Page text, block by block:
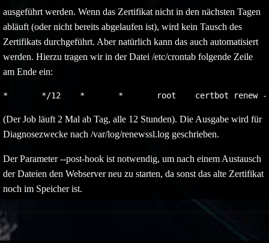
ausgeführt werden. Wenn das Zertifikat nicht in den nächsten Tagen
abläuft (oder nicht bereits abgelaufen ist), wird kein Tausch des
Zertifikats durchgeführt. Aber natürlich kann das auch automatisiert
werden. Hierzu tragen wir in der Datei /etc/crontab folgende Zeile
am Ende ein:
*	*/12	*	* 	root
(Der Job läuft 2 Mal ab Tag, alle 12 Stunden). Die Ausgabe wird für
Diagnosezwecke nach /var/log/renewssl.log geschrieben.
Der Parameter --post-hook ist notwendig, um nach einem Austausch
der Dateien den Webserver neu zu starten, da sonst das alte Zertifikat
noch im Speicher ist.